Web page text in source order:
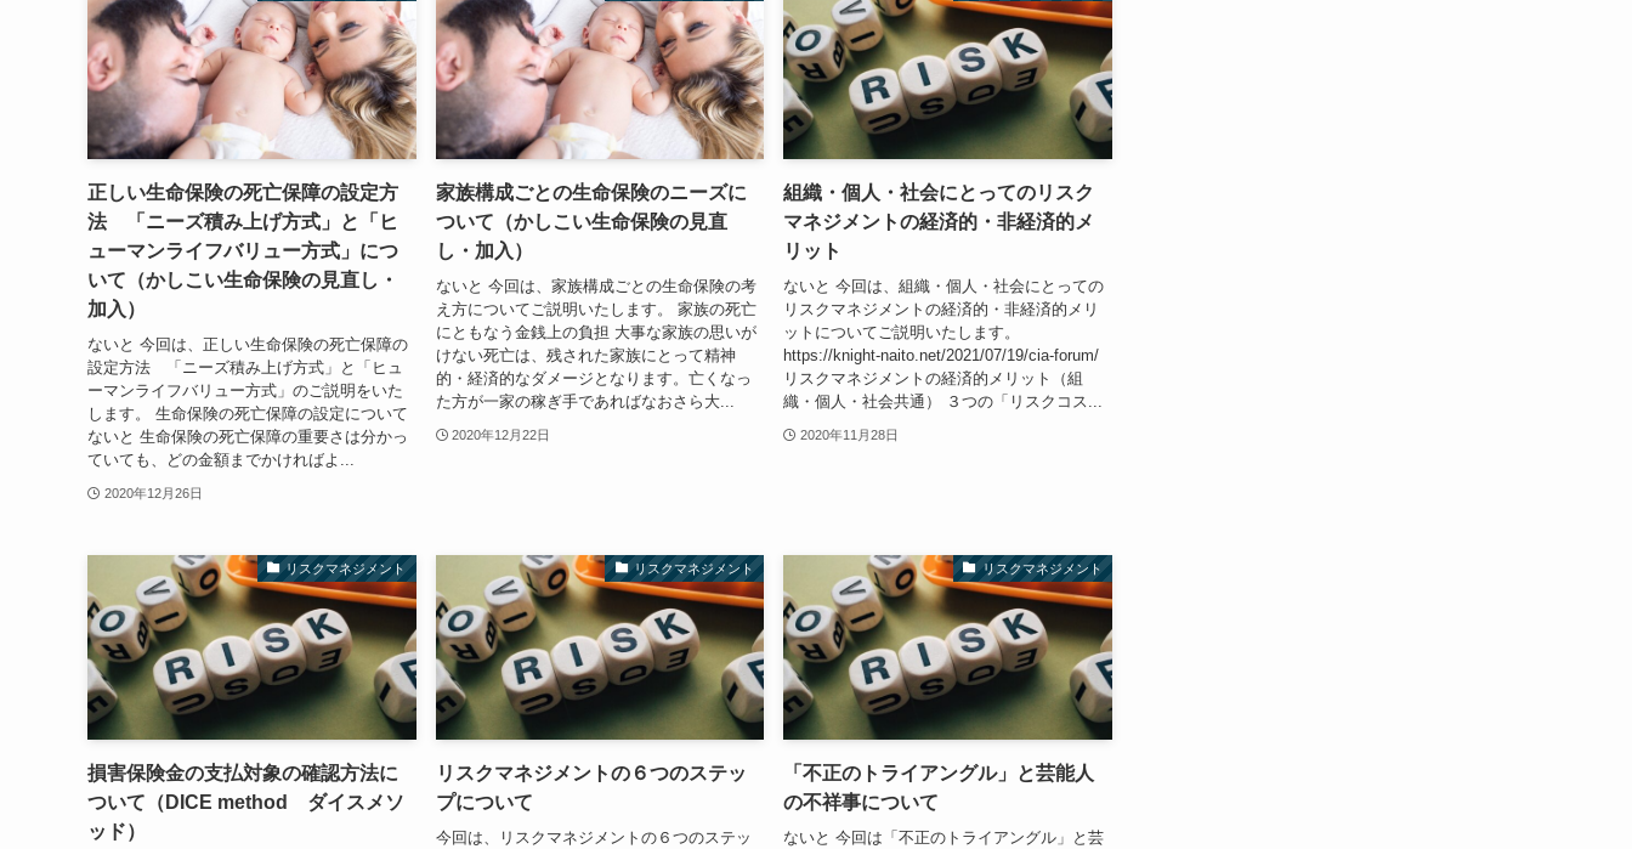
正しい生命保険の死亡保障の設定方
法 「ニーズ積み上げ方式」と「ヒ
ューマンライフバリュー方式」につ
いて（かしこい生命保険の見直し・
加入）
ないと 今回は、正しい生命保険の死亡保障の
設定方法 「ニーズ積み上げ方式」と「ヒュ
ーマンライフバリュー方式」のご説明をいた
します。 生命保険の死亡保障の設定について
ないと 生命保険の死亡保障の重要さは分かっ
ていても、どの金額までかければよ...
2020年12月26日
家族構成ごとの生命保険のニーズに
ついて（かしこい生命保険の見直
し・加入）
ないと 今回は、家族構成ごとの生命保険の考
え方についてご説明いたします。 家族の死亡
にともなう金銭上の負担 大事な家族の思いが
けない死亡は、残された家族にとって精神
的・経済的なダメージとなります。亡くなっ
た方が一家の稼ぎ手であればなおさら大...
2020年12月22日
組織・個人・社会にとってのリスク
マネジメントの経済的・非経済的メ
リット
ないと 今回は、組織・個人・社会にとっての
リスクマネジメントの経済的・非経済的メリ
ットについてご説明いたします。
https://knight-naito.net/2021/07/19/cia-forum/
リスクマネジメントの経済的メリット（組
織・個人・社会共通） ３つの「リスクコス...
2020年11月28日
リスクマネジメント
損害保険金の支払対象の確認方法に
ついて（DICE method ダイスメソ
ッド）
リスクマネジメント
リスクマネジメントの６つのステッ
プについて
今回は、リスクマネジメントの６つのステッ
リスクマネジメント
「不正のトライアングル」と芸能人
の不祥事について
ないと 今回は「不正のトライアングル」と芸